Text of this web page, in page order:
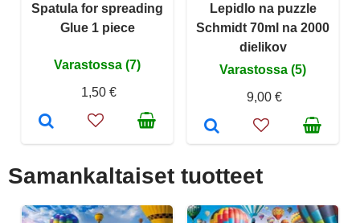
Spatula for spreading
Glue 1 piece
Varastossa (7)
1,50 €
Lepidlo na puzzle
Schmidt 70ml na 2000
dielikov
Varastossa (5)
9,00 €
Samankaltaiset tuotteet